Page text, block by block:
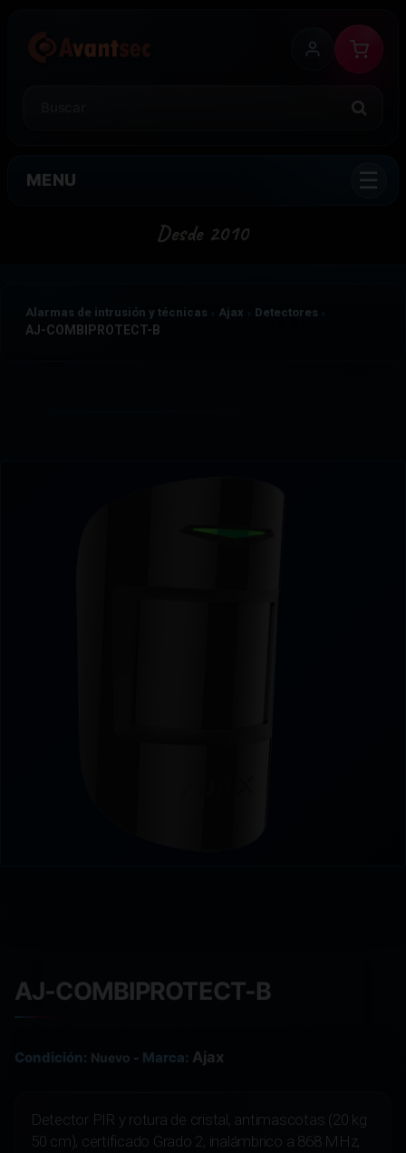
MENU
Alarmas de intrusión y técnicas Ajax Detectores
AJ-COMBIPROTECT-B
AJ-COMBIPROTECT-B
Condición: Nuevo - Marca: Ajax
Detector PIR y rotura de cristal, antimascotas (20 kg
50 cm), certificado Grado 2, inalámbrico a 868 MHz,